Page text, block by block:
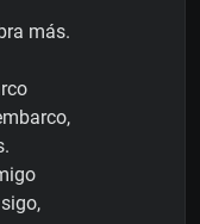
más.